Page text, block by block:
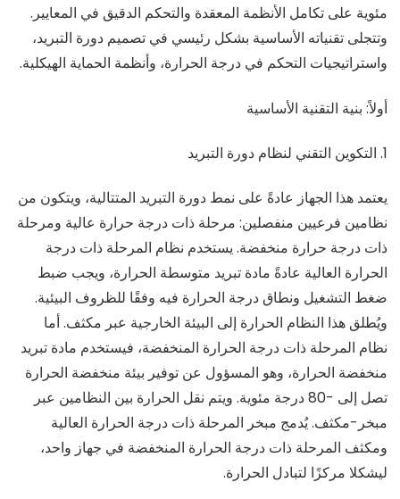
مئوية على تكامل الأنظمة المعقدة والتحكم الدقيق في المعايير.
وتتجلى تقنياته الأساسية بشكل رئيسي في تصميم دورة التبريد،
واستراتيجيات التحكم في درجة الحرارة، وأنظمة الحماية الهيكلية.
أولاً: بنية التقنية الأساسية
1. التكوين التقني لنظام دورة التبريد
يعتمد هذا الجهاز عادةً على نمط دورة التبريد المتتالية، ويتكون من
نظامين فرعيين منفصلين: مرحلة ذات درجة حرارة عالية ومرحلة
ذات درجة حرارة منخفضة. يستخدم نظام المرحلة ذات درجة
الحرارة العالية عادةً مادة تبريد متوسطة الحرارة، ويجب ضبط
ضغط التشغيل ونطاق درجة الحرارة فيه وفقًا للظروف البيئية.
ويُطلق هذا النظام الحرارة إلى البيئة الخارجية عبر مكثف. أما
نظام المرحلة ذات درجة الحرارة المنخفضة، فيستخدم مادة تبريد
منخفضة الحرارة، وهو المسؤول عن توفير بيئة منخفضة الحرارة
تصل إلى -80 درجة مئوية. ويتم نقل الحرارة بين النظامين عبر
مبخر-مكثف. يُدمج مبخر المرحلة ذات درجة الحرارة العالية
ومكثف المرحلة ذات درجة الحرارة المنخفضة في جهاز واحد،
ليشكلا مركزًا لتبادل الحرارة.